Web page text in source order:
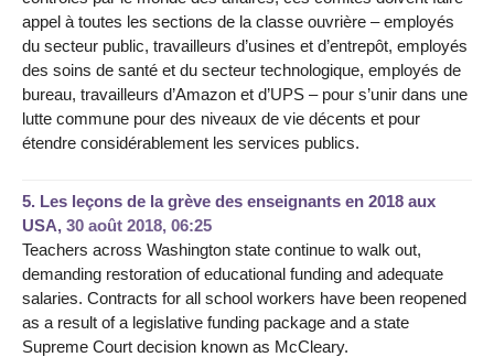
appel à toutes les sections de la classe ouvrière – employés
du secteur public, travailleurs d’usines et d’entrepôt, employés
des soins de santé et du secteur technologique, employés de
bureau, travailleurs d’Amazon et d’UPS – pour s’unir dans une
lutte commune pour des niveaux de vie décents et pour
étendre considérablement les services publics.
5. Les leçons de la grève des enseignants en 2018 aux
USA, 30 août 2018, 06:25
Teachers across Washington state continue to walk out,
demanding restoration of educational funding and adequate
salaries. Contracts for all school workers have been reopened
as a result of a legislative funding package and a state
Supreme Court decision known as McCleary.